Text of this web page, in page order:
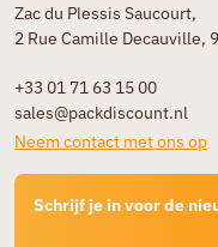
Zac du Plessis Saucourt,
2 Rue Camille Decauville,
+33 01 71 63 15 00
sales@packdiscount.nl
Neem contact met ons op
Schrijf je in voor de